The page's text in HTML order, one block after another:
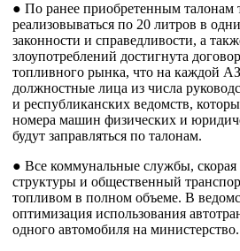
● По ранее приобретенным талонам
реализовываться по 20 литров в
законности и справедливости, а
злоупотреблений достигнута
топливного рынка, что на каждой
должностные лица из числа
и республиканских ведомств,
номера машин физических и
будут заправляться по талонам.
● Все коммунальные службы,
структуры и общественный
топливом в полном объеме. В
оптимизация использования
одного автомобиля на министерство.